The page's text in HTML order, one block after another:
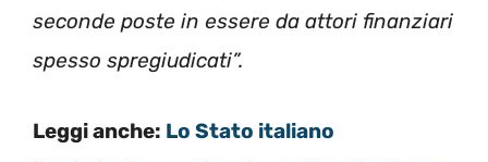
seconde poste in essere da attori finanziari
spesso spregiudicati”.
Leggi anche: Lo Stato italiano